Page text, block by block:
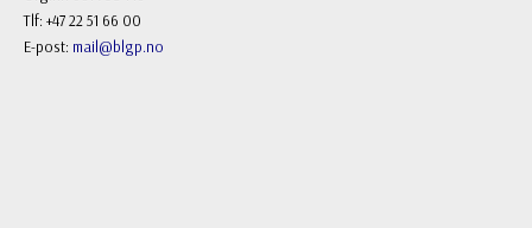
Tlf: +47 22 51 66 00
E-post: mail@blgp.no